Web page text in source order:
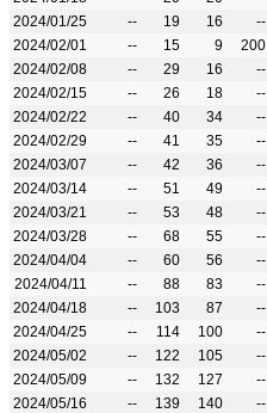
2024/01/25
-- 19 16 --
2024/02/01
-- 15 9 200
2024/02/08
-- 29 16 --
2024/02/15
-- 26 18 --
2024/02/22
-- 40 34 --
2024/02/29
-- 41 35 --
2024/03/07
-- 42 36 --
2024/03/14
-- 51 49 --
2024/03/21
-- 53 48 --
2024/03/28
-- 68 55 --
2024/04/04
-- 60 56 --
2024/04/11
-- 88 83 --
2024/04/18
-- 103 87 --
2024/04/25
-- 114 100 --
2024/05/02
-- 122 105 --
2024/05/09
-- 132 127 --
2024/05/16
-- 139 140 --